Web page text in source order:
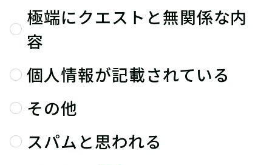
極端にクエストと無関係な内
容
個人情報が記載されている
その他
スパムと思われる